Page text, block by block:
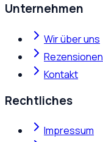
Unternehmen
Wir über uns
Rezensionen
Kontakt
Rechtliches
Impressum